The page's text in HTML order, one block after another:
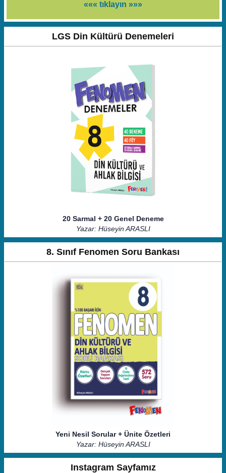
««« tıklayın »»»
LGS Din Kültürü Denemeleri
20 Sarmal + 20 Genel Deneme
Yazar: Hüseyin ARASLI
8. Sınıf Fenomen Soru Bankası
Yeni Nesil Sorular + Ünite Özetleri
Yazar: Hüseyin ARASLI
Instagram Sayfamız